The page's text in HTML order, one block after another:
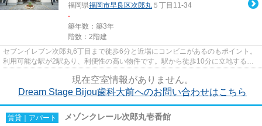
福岡県福岡市早良区次郎丸 ５丁目11-34
-
築年数：築3年
階数：2階建
セブンイレブン次郎丸6丁目まで徒歩6分と近場にコンビニがあるのもポイント。
利用可能な駅が2駅あり、利便性の高い物件です。駅から徒歩10分に立地する物
現在空室情報がありません。
Dream Stage Bijou歯科大前へのお問い合わせはこちら
賃貸｜アパート メゾンクレール次郎丸壱番館